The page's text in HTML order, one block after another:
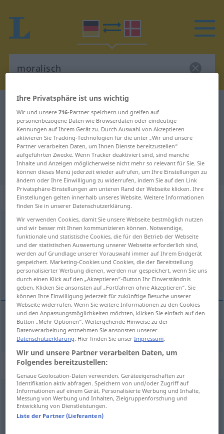
Deutsch-Dänisch Übersetzung für
"moralisch"
"moralisch" Dänisch Übersetzung
„moralisch“
moralisch
Übersicht aller Übersetzungen
(Für mehr Details die Übersetzung anklicken/antippen)
moralsk
moralsk moralisch
Synonyme für "moralisch"
ethisch,sittlich
Ihre Privatsphäre ist uns wichtig
Wir und unsere716-Partner speichern und greifen auf
personenbezogene Daten wie Browserdaten oder eindeutige
Kennungen auf Ihrem Gerät zu. Durch Auswahl von Akzeptieren
aktivieren Sie Tracking-Technologien für die unter „Wir und unsere
Partner verarbeiten Daten, um Ihnen Dienste bereitzustellen“
aufgeführten Zwecke. Wenn Tracker deaktiviert sind, sind manche
Inhalte und Anzeigen möglicherweise nicht mehr so relevant für Sie. Sie
können dieses Menü jederzeit wieder aufrufen, um Ihre Einstellungen zu
ändern oder Ihre Einwilligung zu widerrufen, indem Sie auf den Link
Privatsphäre-Einstellungen am unteren Rand der Webseite klicken. Ihre
Einstellungen gelten innerhalb unseres Website. Weitere Informationen
finden Sie in unserer Datenschutzerklärung.
Wir verwenden Cookies, damit Sie unsere Webseite bestmöglich nutzen
und wir besser mit Ihnen kommunizieren können. Notwendige,
funktionale und statistische Cookies, die für den Betrieb der Webseite
und der statistischen Auswertung unserer Webseite erforderlich sind,
werden auf Grundlage unserer Vorauswahl immer auf Ihrem Endgerät
gespeichert. Marketing-Cookies und Cookies, die der Bereitstellung
personalisierter Werbung dienen, werden nur gespeichert, wenn Sie uns
durch einen Klick auf den „Akzeptieren“-Button Ihr Einverständnis
geben. Klicken Sie ansonsten auf „Fortfahren ohne Akzeptieren“. Sie
können Ihre Einwilligung jederzeit für zukünftige Besuche unserer
Webseite widerrufen. Wenn Sie weitere Informationen zu den Cookies
und den Anpassungsmöglichkeiten möchten, klicken Sie einfach auf den
Button „Mehr Optionen“. Weitergehende Hinweise zu der
Datenverarbeitung entnehmen Sie ansonsten unserer
Datenschutzerklärung. Hier finden Sie unserImpressum.
Wir und unsere Partner verarbeiten Daten, um
Folgendes bereitzustellen:
Genaue Geolocation-Daten verwenden. Geräteeigenschaften zur
Identifikation aktiv abfragen. Speichern von und/oder Zugriff auf
Informationen auf einem Gerät. Personalisierte Werbung und Inhalte,
Messung von Werbung und Inhalten, Zielgruppenforschung und
Entwicklung von Dienstleistungen.
Liste der Partner (Lieferanten)